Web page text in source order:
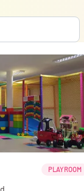
PLAYROOM